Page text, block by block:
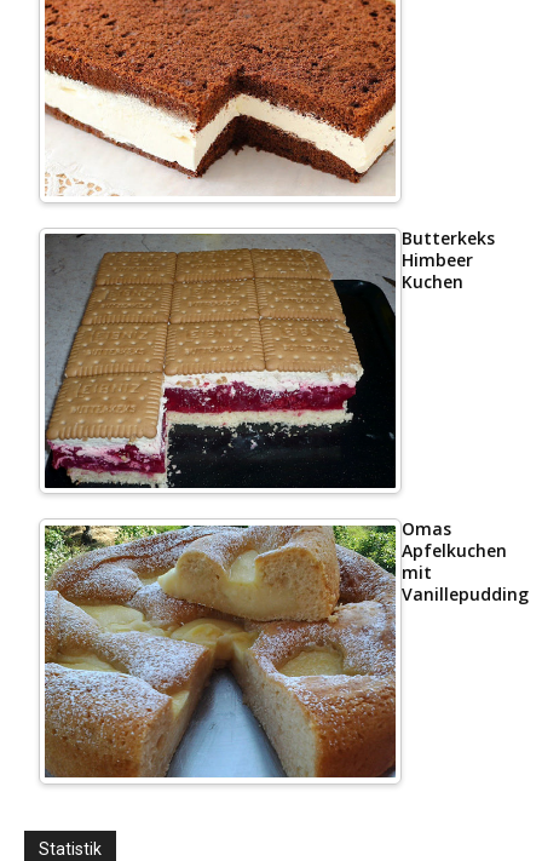
Butterkeks
Himbeer
Kuchen
Omas
Apfelkuchen
mit
Vanillepudding
Statistik